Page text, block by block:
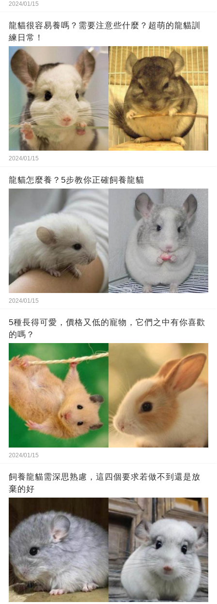
2024/01/15
龍貓很容易養嗎？需要注意些什麼？超萌的龍貓訓
練日常！
2024/01/15
龍貓怎麼養？5步教你正確飼養龍貓
2024/01/15
5種長得可愛，價格又低的寵物，它們之中有你喜歡
的嗎？
2024/01/15
飼養龍貓需深思熟慮，這四個要求若做不到還是放
棄的好